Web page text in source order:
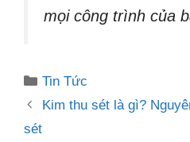
mọi công trình của
Danh
mục
Tin Tức
Kim thu sét là gì?
sét